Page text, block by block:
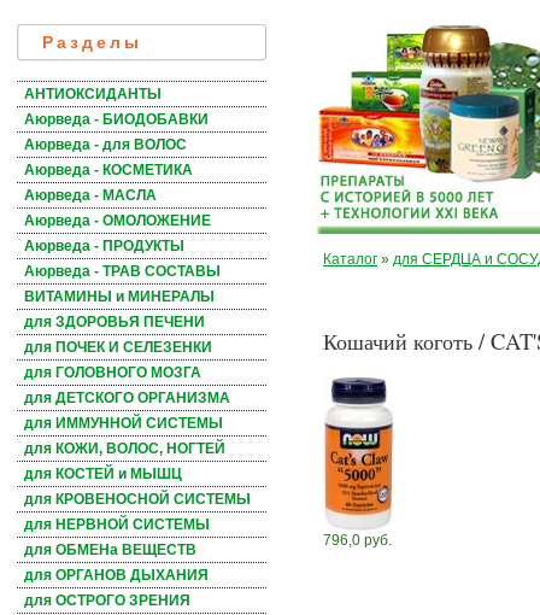
Разделы
АНТИОКСИДАНТЫ
Аюрведа - БИОДОБАВКИ
Аюрведа - для ВОЛОС
Аюрведа - КОСМЕТИКА
Аюрведа - МАСЛА
Аюрведа - ОМОЛОЖЕНИЕ
Аюрведа - ПРОДУКТЫ
Аюрведа - ТРАВ СОСТАВЫ
ВИТАМИНЫ и МИНЕРАЛЫ
для ЗДОРОВЬЯ ПЕЧЕНИ
для ПОЧЕК И СЕЛЕЗЕНКИ
для ГОЛОВНОГО МОЗГА
для ДЕТСКОГО ОРГАНИЗМА
для ИММУННОЙ СИСТЕМЫ
для КОЖИ, ВОЛОС, НОГТЕЙ
для КОСТЕЙ и МЫШЦ
для КРОВЕНОСНОЙ СИСТЕМЫ
для НЕРВНОЙ СИСТЕМЫ
для ОБМЕНа ВЕЩЕСТВ
для ОРГАНОВ ДЫХАНИЯ
для ОСТРОГО ЗРЕНИЯ
Каталог » для СЕРДЦА и
Кошачий коготь /
796,0 руб.